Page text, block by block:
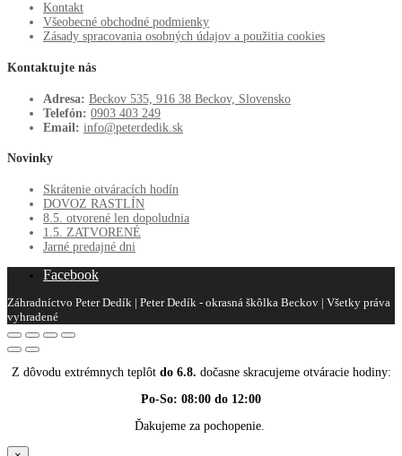
Kontakt
Všeobecné obchodné podmienky
Zásady spracovania osobných údajov a použitia cookies
Kontaktujte nás
Adresa: Beckov 535, 916 38 Beckov, Slovensko
Telefón: 0903 403 249
Email: info@peterdedik.sk
Novinky
Skrátenie otváracích hodín
DOVOZ RASTLÍN
8.5. otvorené len dopoludnia
1.5. ZATVORENÉ
Jarné predajné dni
Facebook
Záhradníctvo Peter Dedík | Peter Dedík - okrasná škôlka Beckov | Všetky práva
vyhradené
Z dôvodu extrémnych teplôt do 6.8. dočasne skracujeme otváracie hodiny:
Po-So: 08:00 do 12:00
Ďakujeme za pochopenie.